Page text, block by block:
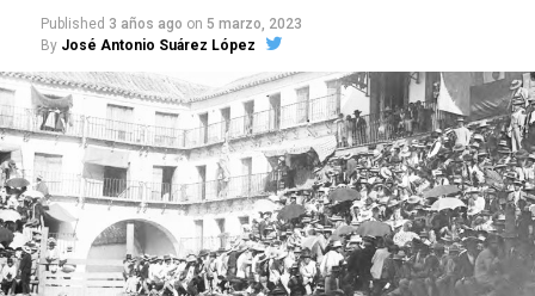
Published 3 años ago on 5 marzo, 2023
By José Antonio Suárez López